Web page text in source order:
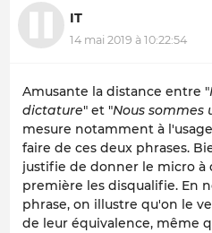
IT
14 mai 2019 à 10:22:54
Amusante la distance entre "
dictature" et "Nous sommes
mesure notamment à
faire de ces deux phrases.
justifie de donner le micro à
première les disqualifie. En
phrase, on illustre qu'on le
de leur équivalence, même